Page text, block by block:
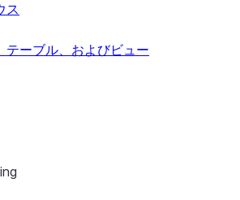
ス
テーブル、およびビュー
Openflow